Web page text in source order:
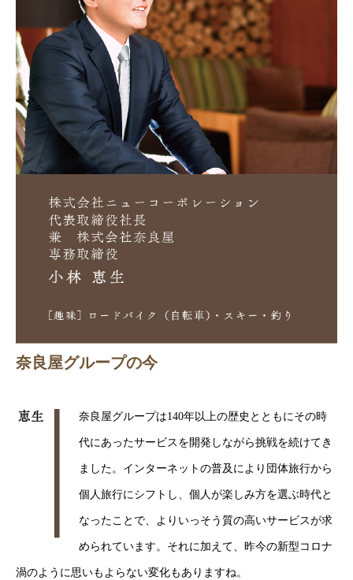
奈良屋グループの今
奈良屋グループは140年以上の歴史とともにその時
代にあったサービスを開発しながら挑戦を続けてき
ました。インターネットの普及により団体旅行から
個人旅行にシフトし、個人が楽しみ方を選ぶ時代と
なったことで、よりいっそう質の高いサービスが求
められています。それに加えて、昨今の新型コロナ
渦のように思いもよらない変化もありますね。